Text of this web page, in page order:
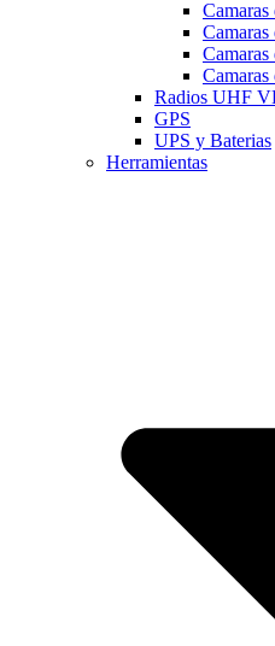
Camaras
Camaras
Radios UHF
GPS
UPS y Baterias
Herramientas